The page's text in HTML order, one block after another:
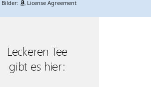
Bilder: License Agreement